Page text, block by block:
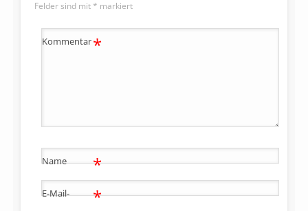
Felder sind mit * markiert
Kommentar*
Name *
E-Mail-
*